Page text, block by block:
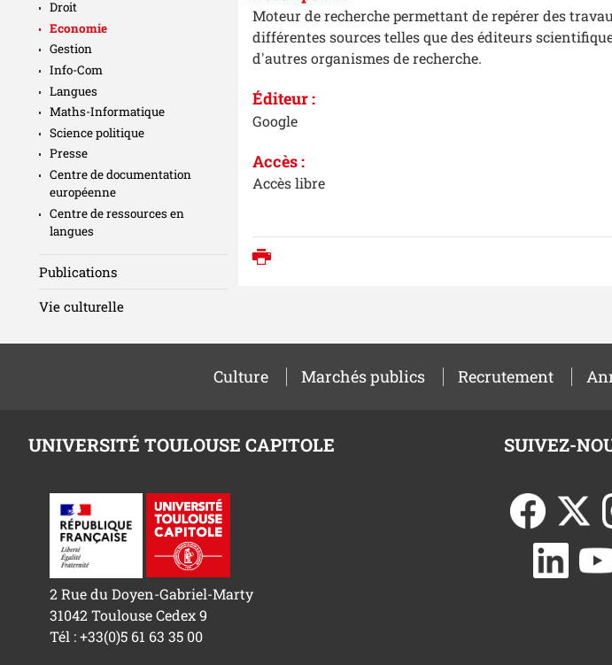
Moteur de recherche permettant de repérer des
différentes sources telles que des éditeurs
d'autres organismes de recherche.
Éditeur :
Google
Accès:
Accès libre
Droit
Economie
Gestion
Info-Com
Langues
Maths-Informatique
Science politique
Presse
Centre de documentation
européenne
Centre de ressources en
langues
Publications
Vie culturelle
Culture Marchés publics Recrutement
UNIVERSITÉ TOULOUSE CAPITOLE
2 Rue du Doyen-Gabriel-Marty
31042 Toulouse Cedex 9
Tél : +33(0)5 61 63 35 00
SUIVEZ-